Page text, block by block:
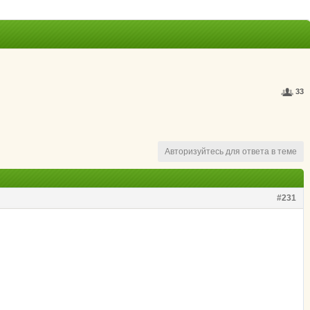
33
Авторизуйтесь для ответа в теме
#231